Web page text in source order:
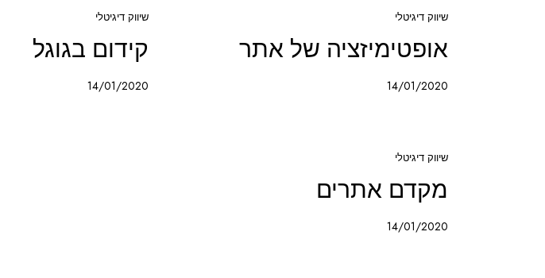
שיווק דיגיטלי
אופטימיזציה של אתר
14/01/2020
שיווק דיגיטלי
קידום בגוגל
14/01/2020
שיווק דיגיטלי
מקדם אתרים
14/01/2020